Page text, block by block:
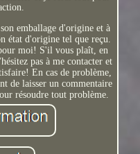
emballage d'origine et à
état d'origine tel que reçu.
moi! S'il vous plaît, en
pas à me contacter et
En cas de problème,
de laisser un commentaire
résoudre tout problème.